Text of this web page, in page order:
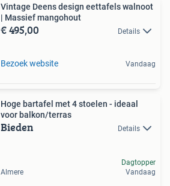
Vintage Deens design eettafels walnoot
| Massief mangohout
€ 495,00 Details
Bezoek website Vandaag
Hoge bartafel met 4 stoelen - ideaal
voor balkon/terras
Bieden Details
Almere
Dagtopper
Vandaag